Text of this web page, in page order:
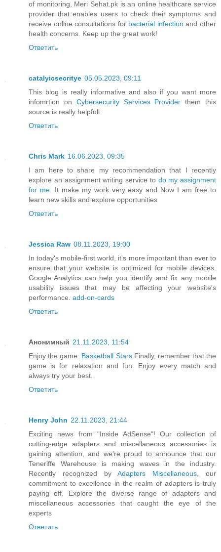
of monitoring, Meri Sehat.pk is an online healthcare service
provider that enables users to check their symptoms and
receive online consultations for bacterial infection and other
health concerns. Keep up the great work!
Ответить
catalyicsecritye 05.05.2023, 09:11
This blog is really informative and also if you want more
infomrtion on Cybersecurity Services Providerthem this
source is really helpfull
Ответить
Chris Mark 16.06.2023, 09:35
I am here to share my recommendation that I recently
explore an assignment writing service to do my assignment
for me. It make my work very easy and Now I am free to
learn new skills and explore opportunities
Ответить
Jessica Raw 08.11.2023, 19:00
In today's mobile-first world, it's more important than ever to
ensure that your website is optimized for mobile devices.
Google Analytics can help you identify and fix any mobile
usability issues that may be affecting your website's
performance. add-on-cards
Ответить
Анонимный 21.11.2023, 11:54
Enjoy the game: Basketball StarsFinally, remember that the
game is for relaxation and fun. Enjoy every match and
always try your best.
Ответить
Henry John 22.11.2023, 21:44
Exciting news from "Inside AdSense"! Our collection of
cutting-edge adapters and miscellaneous accessories is
gaining attention, and we're proud to announce that our
Teneriffe Warehouse is making waves in the industry.
Recently recognized byAdapters Miscellaneous , our
commitment to excellence in the realm of adapters is truly
paying off. Explore the diverse range of adapters and
miscellaneous accessories that caught the eye of the
experts
Ответить